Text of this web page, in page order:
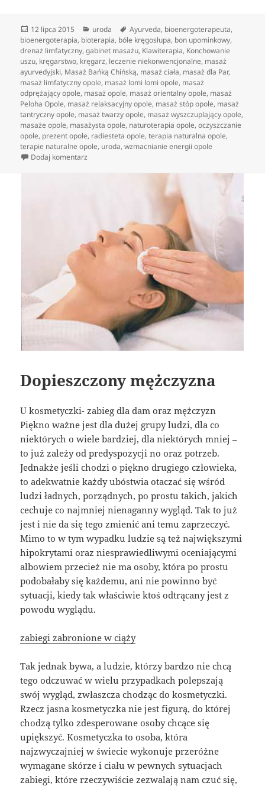
Data
publikacji
12 lipca 2015 Kategorie
uroda Tagi
Ayurveda, bioenergoterapeuta,
bioenergoterapia, bioterapia, bóle kręgosłupa, bon upominkowy,
drenaż limfatyczny,gabinet masażu, Klawiterapia, Konchowanie
uszu, kręgarstwo, kręgarz, leczenie niekonwencjonalne, masaż
ayurvedyjski, Masaż Bańką Chińską, masaż ciała, masaż dla Par,
masaż limfatyczny opole, masaż lomi lomi opole, masaż
odprężający opole, masaż opole, masaż orientalny opole, masaż
Peloha Opole, masaż relaksacyjny opole, masaż stóp opole, masaż
tantryczny opole, masaż twarzy opole, masaż wyszczuplający opole,
masaże opole, masażysta opole, naturoterapia opole,oczyszczanie
opole, prezent opole, radiesteta opole,terapia naturalna opole,
terapie naturalne opole, uroda,wzmacnianie energii opole
Dodaj komentarz
Dopieszczony mężczyzna
U kosmetyczki- zabieg dla dam oraz mężczyzn
Piękno ważne jest dla dużej grupy ludzi, dla co
niektórych o wiele bardziej, dla niektórych mniej –
to już zależy od predyspozycji no oraz potrzeb.
Jednakże jeśli chodzi o piękno drugiego człowieka,
to adekwatnie każdy ubóstwia otaczać się wśród
ludzi ładnych, porządnych, po prostu takich, jakich
cechuje co najmniej nienaganny wygląd. Tak to już
jest i nie da się tego zmienić ani temu zaprzeczyć.
Mimo to w tym wypadku ludzie są też największymi
hipokrytami oraz niesprawiedliwymi oceniającymi
albowiem przecież nie ma osoby, która po prostu
podobałaby się każdemu, ani nie powinno być
sytuacji, kiedy tak właściwie ktoś odtrącany jest z
powodu wyglądu.
zabiegi zabronione w ciąży
Tak jednak bywa, a ludzie, którzy bardzo nie chcą
tego odczuwać w wielu przypadkach polepszają
swój wygląd, zwłaszcza chodząc do kosmetyczki.
Rzecz jasna kosmetyczka nie jest figurą, do której
chodzą tylko zdesperowane osoby chcące się
upiększyć. Kosmetyczka to osoba, która
najzwyczajniej w świecie wykonuje przeróżne
wymagane skórze i ciału w pewnych sytuacjach
zabiegi, które rzeczywiście zezwalają nam czuć się,